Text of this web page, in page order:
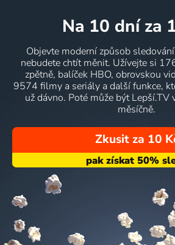
na 10 dní za
Objevte moderní způsob
nebudete chtít měnit. Užívejte si
zpětně, balíček HBO, obrovskou
9574 filmy a seriály a další funkce,
už dávno. Poté může být Lepší.TV
měsíčně.
Zkusit za 10